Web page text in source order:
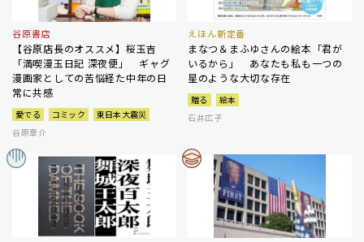
谷原書店
【谷原店長のオススメ】桜玉吉
「満喫漫玉日記 深夜便」 ギャグ
漫画家としての苦悩経た中年の日
常に共感
愛でる コミック
東日本大震災
谷原章介
えほん新定番
まなつ＆まふゆさんの絵本「君が
いるから」 あなたも私も一つの
星のような大切な存在
贈る
絵本
石井広子